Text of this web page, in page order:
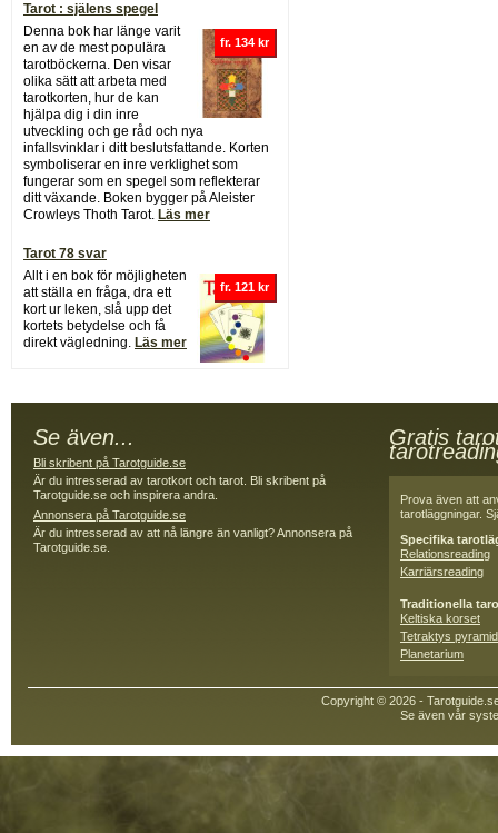
Tarot : själens spegel
fr. 134 kr
Denna bok har länge varit
en av de mest populära
tarotböckerna. Den visar
olika sätt att arbeta med
tarotkorten, hur de kan
hjälpa dig i din inre
utveckling och ge råd och nya
infallsvinklar i ditt beslutsfattande. Korten
symboliserar en inre verklighet som
fungerar som en spegel som reflekterar
ditt växande. Boken bygger på Aleister
Crowleys Thoth Tarot. Läs mer
Tarot 78 svar
fr. 121 kr
Allt i en bok för möjligheten
att ställa en fråga, dra ett
kort ur leken, slå upp det
kortets betydelse och få
direkt vägledning. Läs mer
Se även...
Bli skribent på Tarotguide.se
Är du intresserad av tarotkort och tarot. Bli skribent på
Tarotguide.se och inspirera andra.
Annonsera på Tarotguide.se
Är du intresserad av att nå längre än vanligt? Annonsera på
Tarotguide.se.
Gratis
Prova även att
tarotläggningar.
Specifika
Relationsreading
Karriärsreading
Traditionella
Keltiska korset
Tetraktys pyramid
Planetarium
Copyright © 2026 -
Se även vår